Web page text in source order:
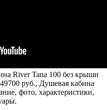
River Tana 100 без крыши
руб., Душевая кабина
фото, характеристики,